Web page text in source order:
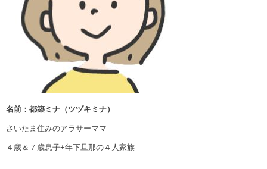
名前：都築ミナ（ツヅキミナ）
さいたま住みのアラサーママ
４歳＆７歳息子+年下旦那の４人家族